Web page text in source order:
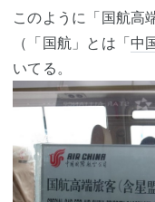
このように「国航高
（「国航」とは「中
いてる。